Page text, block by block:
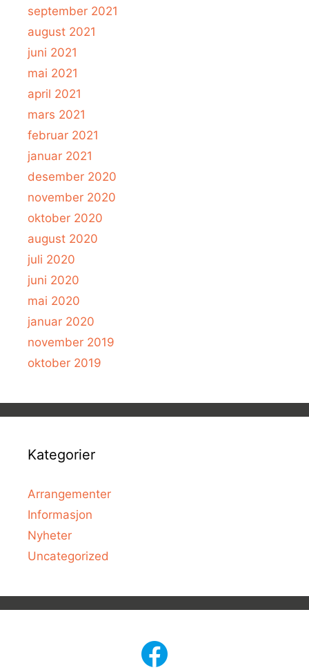
september 2021
august 2021
juni 2021
mai 2021
april 2021
mars 2021
februar 2021
januar 2021
desember 2020
november 2020
oktober 2020
august 2020
juli 2020
juni 2020
mai 2020
januar 2020
november 2019
oktober 2019
Kategorier
Arrangementer
Informasjon
Nyheter
Uncategorized